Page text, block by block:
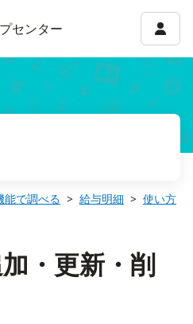
センター アカ
能で調べる 給与明細 使い方
・更新・削